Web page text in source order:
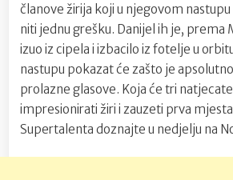
članove žirija koji u njegovom
niti jednu grešku. Danijel ih je, prema
izuo iz cipela i izbacilo iz fotelje u
nastupu pokazat će zašto je
prolazne glasove. Koja će tri
impresionirati žiri i zauzeti prva
Supertalenta doznajte u nedjelju na